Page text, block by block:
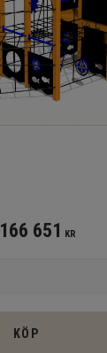
166 651 KR
KÖP